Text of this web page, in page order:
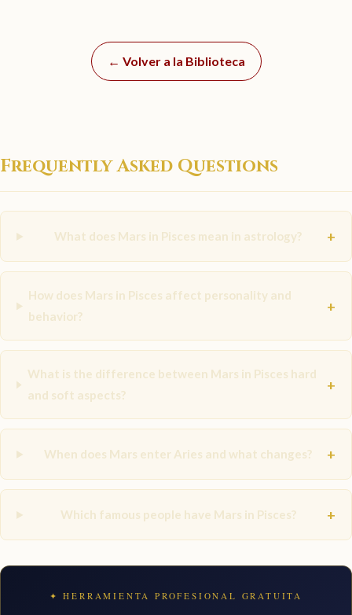
← Volver a la Biblioteca
Frequently Asked Questions
What does Mars in Pisces mean in astrology? +
How does Mars in Pisces affect personality and
behavior?
+
What is the difference between Mars in Pisces hard
and soft aspects?
+
When does Mars enter Aries and what changes? +
Which famous people have Mars in Pisces? +
✦ HERRAMIENTA PROFESIONAL GRATUITA